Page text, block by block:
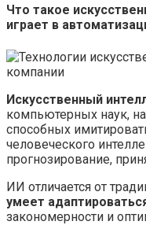
Что такое
играет в
Искусственный
компьютерных наук,
способных
человеческого
прогнозирование,
ИИ отличается от
умеет
закономерности и